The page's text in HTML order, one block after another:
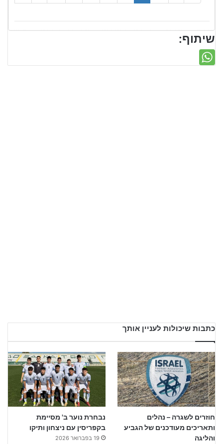
שיתוף:
כתבות שיכולות לעניין אותך
חוזרים לשגרה – נהלים
ותאריכים מעודכנים של הגביע
והליגה
נבחרת נוער ב' מסיימת
בקפריסין עם ניצחון ותיקו
19 בפברואר 2026